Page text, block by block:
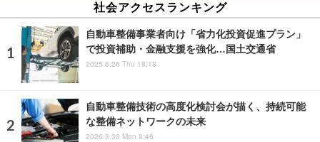
社会アクセスランキング
自動車整備事業者向け「省力化投資促進プラン」
で投資補助・金融支援を強化…国土交通省
2025.6.26 Thu 18:18
自動車整備技術の高度化検討会が描く、持続可能
な整備ネットワークの未来
2026.3.30 Mon 9:46